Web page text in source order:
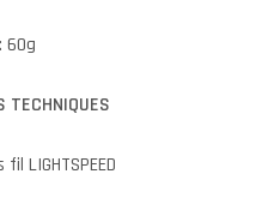
60g
TECHNIQUES
LIGHTSPEED